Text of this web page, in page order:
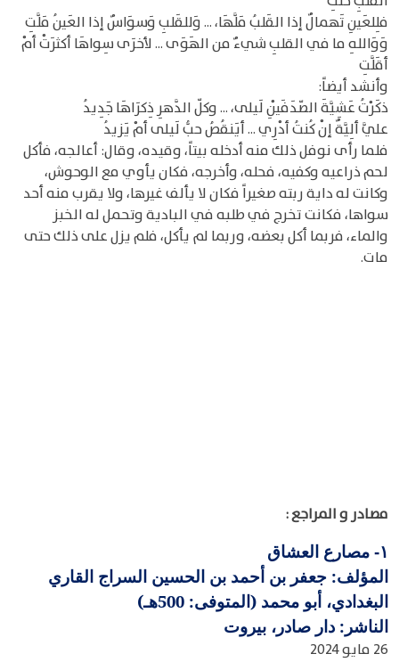
فلِلعَينِ تَهمالٌ إذا القَلبُ مَلَّهَا، ... وَللقَلبِ وَسوَاسٌ إذا العَينُ مَلَّتِ
وَوَاللهِ ما في القلبِ شيءٌ من الهَوَى ... لأخرَى سِواهَا أكثرَتْ أمْ
أقَلَّتِ
وأنشد أيضاً:
ذكَرْتُ عَشِيَّةَ الصّدَفَيْنِ لَيلى، ... وكلّ الدَّهرِ ذِكرَاهَا جَدِيدُ
عليَّ ألِيَّةٌ إنْ كُنتُ أدْرِي ... أيَنقُصُ حبُّ لَيلى أمْ يَزيدُ
فلما رأى نوفل ذلك منه أدخله بيتاً، وقيده، وقال: أعالجه، فأكل
لحم ذراعيه وكفيه، فحله، وأخرجه، فكان يأوي مع الوحوش،
وكانت له داية ربته صغيراً فكان لا يألف غيرها، ولا يقرب منه أحد
سواها، فكانت تخرج في طلبه في البادية وتحمل له الخبز
والماء، فربما أكل بعضه، وربما لم يأكل، فلم يزل على ذلك حتى
مات.
مصادر و المراجع :
١-
مصارع العشاق
المؤلف: جعفر بن أحمد بن الحسين السراج القاري
البغدادي، أبو محمد (المتوفى: 500هـ)
الناشر: دار صادر، بيروت
26 مايو 2024